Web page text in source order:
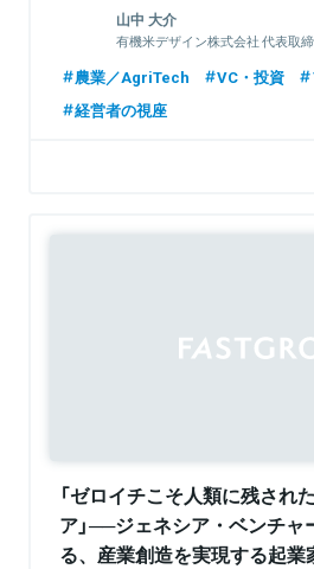
山中 大介
有機米デザイン株式会社 代表取
農業／AgriTech VC・投資
経営者の視座
「ゼロイチこそ人類に残され
ア」──ジェネシア・ベンチャ
る、産業創造を実現する起業